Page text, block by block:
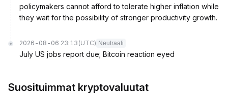
policymakers cannot afford to tolerate higher inflation while
they wait for the possibility of stronger productivity growth.
2026-08-06 23:13 (UTC) Neutraali
July US jobs report due; Bitcoin reaction eyed
Suosituimmat kryptovaluutat